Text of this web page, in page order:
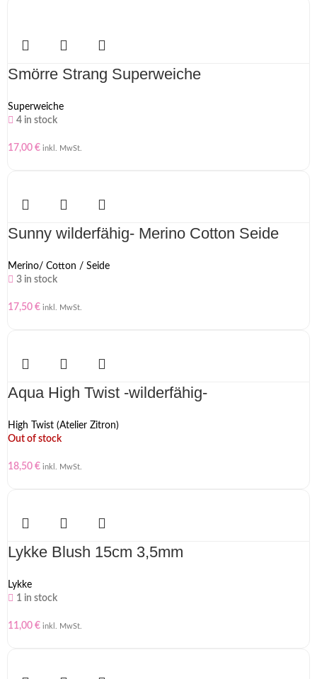
Smörre Strang Superweiche
Superweiche
4 in stock
17,00 € inkl. MwSt.
Sunny wilderfähig- Merino Cotton Seide
Merino/ Cotton / Seide
3 in stock
17,50 € inkl. MwSt.
Aqua High Twist -wilderfähig-
High Twist (Atelier Zitron)
Out of stock
18,50 € inkl. MwSt.
Lykke Blush 15cm 3,5mm
Lykke
1 in stock
11,00 € inkl. MwSt.